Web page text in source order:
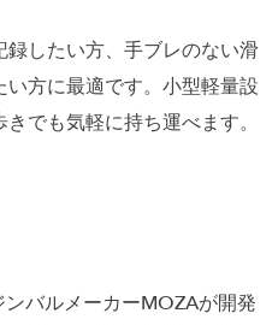
したい方、手ブレのない滑
方に最適です。小型軽量設
でも気軽に持ち運べます。
バルメーカーMOZAが開発